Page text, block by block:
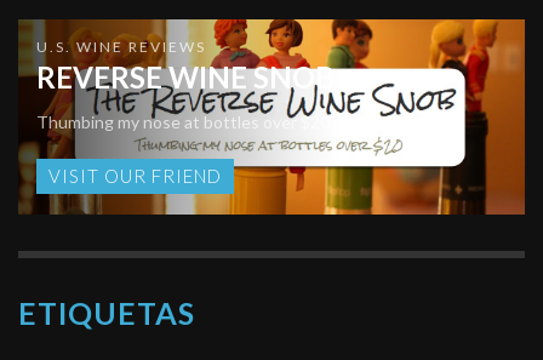
U.S. WINE REVIEWS
REVERSE WINE SNOB
Thumbing my nose at bottles over $20
VISIT OUR FRIEND
ETIQUETAS